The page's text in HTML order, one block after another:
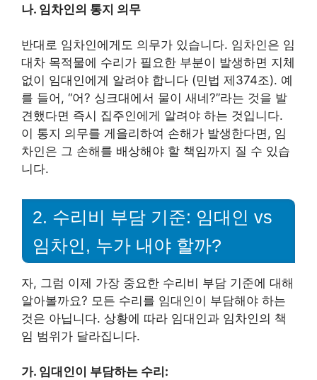
나. 임차인의 통지 의무
반대로 임차인에게도 의무가 있습니다. 임차인은 임
대차 목적물에 수리가 필요한 부분이 발생하면 지체
없이 임대인에게 알려야 합니다 (민법 제374조). 예
를 들어, “어? 싱크대에서 물이 새네?”라는 것을 발
견했다면 즉시 집주인에게 알려야 하는 것입니다.
이 통지 의무를 게을리하여 손해가 발생한다면, 임
차인은 그 손해를 배상해야 할 책임까지 질 수 있습
니다.
2. 수리비 부담 기준: 임대인 vs
임차인, 누가 내야 할까?
자, 그럼 이제 가장 중요한 수리비 부담 기준에 대해
알아볼까요? 모든 수리를 임대인이 부담해야 하는
것은 아닙니다. 상황에 따라 임대인과 임차인의 책
임 범위가 달라집니다.
가. 임대인이 부담하는 수리: